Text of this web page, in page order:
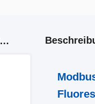
VERWANDTE PRODUKTE